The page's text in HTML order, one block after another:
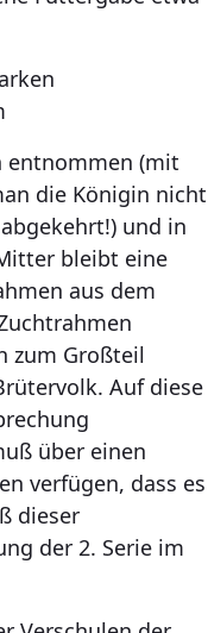
entnommen (mit
die Königin nicht
und in
bleibt eine
aus dem
zum Großteil
Auf diese
über einen
verfügen, dass es
dieser
der 2. Serie im